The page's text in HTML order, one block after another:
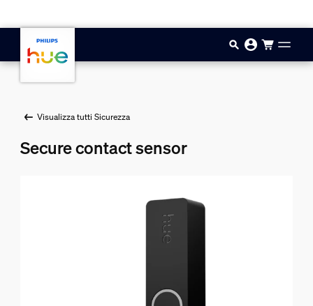
Visualizza tutti Sicurezza
Secure contact sensor